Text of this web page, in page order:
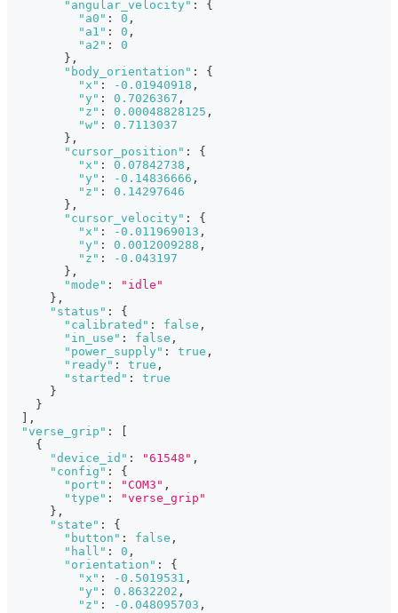
"angular_velocity" :
{
"a0" : 0 ,
"a1" : 0 ,
"a2" :
0
} ,
"body_orientation" :
{
"x" : -0.01940918 ,
"y" : 0.7026367 ,
"z" : 0.00048828125 ,
"w" :
0.7113037
} ,
"cursor_position" :
{
"x" : 0.07842738 ,
"y" : -0.14836666 ,
"z" :
0.14297646
} ,
"cursor_velocity" :
{
"x" : -0.011969013 ,
"y" : 0.0012009288 ,
"z" :
-0.043197
} ,
"mode" :
"idle"
} ,
"status" :
{
"calibrated" : false ,
"in_use" : false ,
"power_supply" : true ,
"ready" : true ,
"started" :
true
}
}
,
"verse_grip" :
{
"device_id" : "61548" ,
"config" :
{
"port" : "COM3" ,
"type" :
"verse_grip"
} ,
"state" :
{
"button" : false ,
"hall" : 0 ,
"orientation" :
{
"x" : -0.5019531 ,
"y" : 0.8632202 ,
"z" : -0.048095703 ,